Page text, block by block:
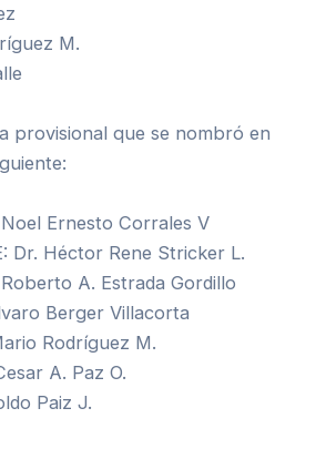
M.
provisional que se nombró en
Noel Ernesto Corrales V
Dr. Héctor Rene Stricker L.
Roberto A. Estrada Gordillo
Berger Villacorta
Rodríguez M.
A. Paz O.
Paiz J.